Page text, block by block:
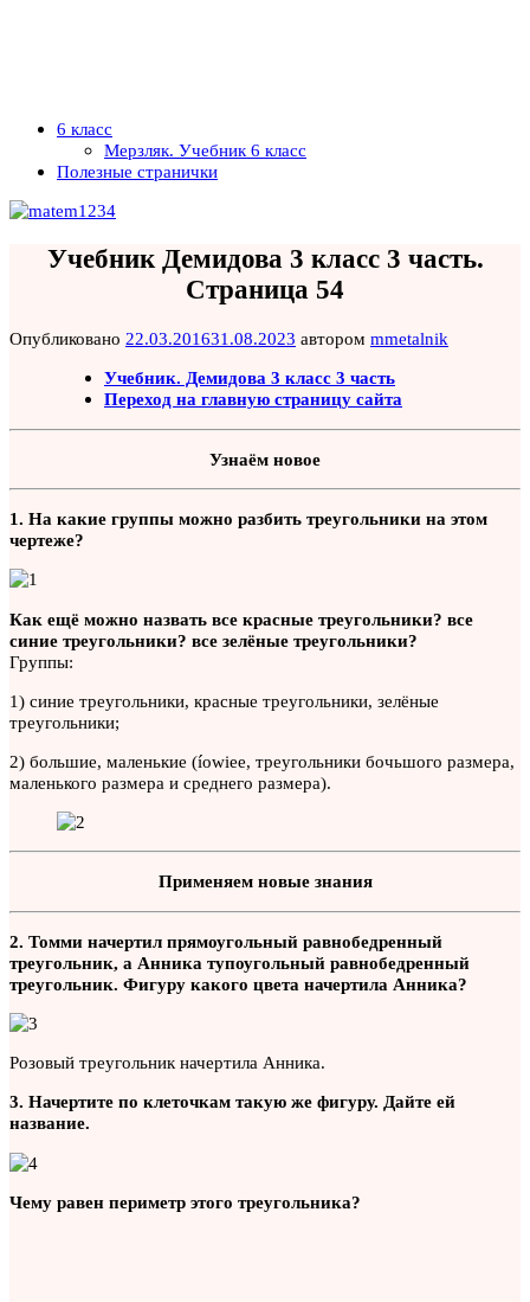
6 класс
Мерзляк. Учебник 6 класс
Полезные странички
Учебник Демидова 3 класс 3 часть.
Страница 54
Опубликовано 22.03.201631.08.2023 автором mmetalnik
Учебник. Демидова 3 класс 3 часть
Переход на главную страницу сайта
Узнаём новое
1. На какие группы можно разбить треугольники на этом
чертеже?
Как ещё можно назвать все красные треугольники? все
синие треугольники? все зелёные треугольники?
Группы:
1) синие треугольники, красные треугольники, зелёные
треугольники;
2) большие, маленькие (íowiee, треугольники бочьшого размера,
маленького размера и среднего размера).
Применяем новые знания
2. Томми начертил прямоугольный равнобедренный
треугольник, а Анника тупоугольный равнобедренный
треугольник. Фигуру какого цвета начертила Анника?
Розовый треугольник начертила Анника.
3. Начертите по клеточкам такую же фигуру. Дайте ей
название.
Чему равен периметр этого треугольника?